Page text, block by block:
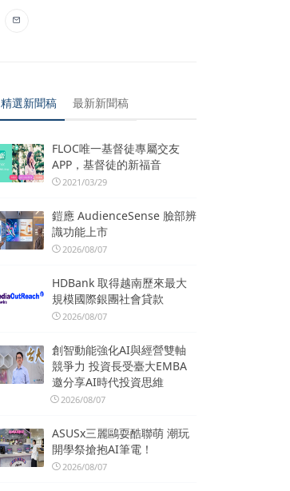
精選新聞稿 最新新聞稿
FLOC唯一基督徒專屬交友
APP，基督徒的新福音
2021/03/29
鎧應 AudienceSense 臉部辨
識功能上市
2026/08/07
HDBank 取得越南歷來最大
規模國際銀團社會貸款
2026/08/07
創智動能強化AI與經營雙軸
競爭力 投資長受臺大EMBA
邀分享AI時代投資思維
2026/08/07
ASUSx三麗鷗耍酷聯萌 潮玩
開學祭搶抱AI筆電！
2026/08/07